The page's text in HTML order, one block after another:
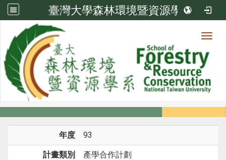
臺灣大學森林環境暨資源學系
系所成員
系所成員
年度 93
計畫類別 產學合作計劃